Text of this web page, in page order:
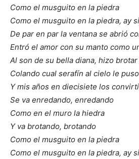
Como el musguito en la piedra
Como el musguito en la piedra, ay
De par en par la ventana se abrió
Entró el amor con su manto como
Al son de su bella diana, hizo
Colando cual serafín al cielo le
Y mis años en diecisiete los
Se va enredando, enredando
Como en el muro la hiedra
Y va brotando, brotando
Como el musguito en la piedra
Como el musguito en la piedra, ay